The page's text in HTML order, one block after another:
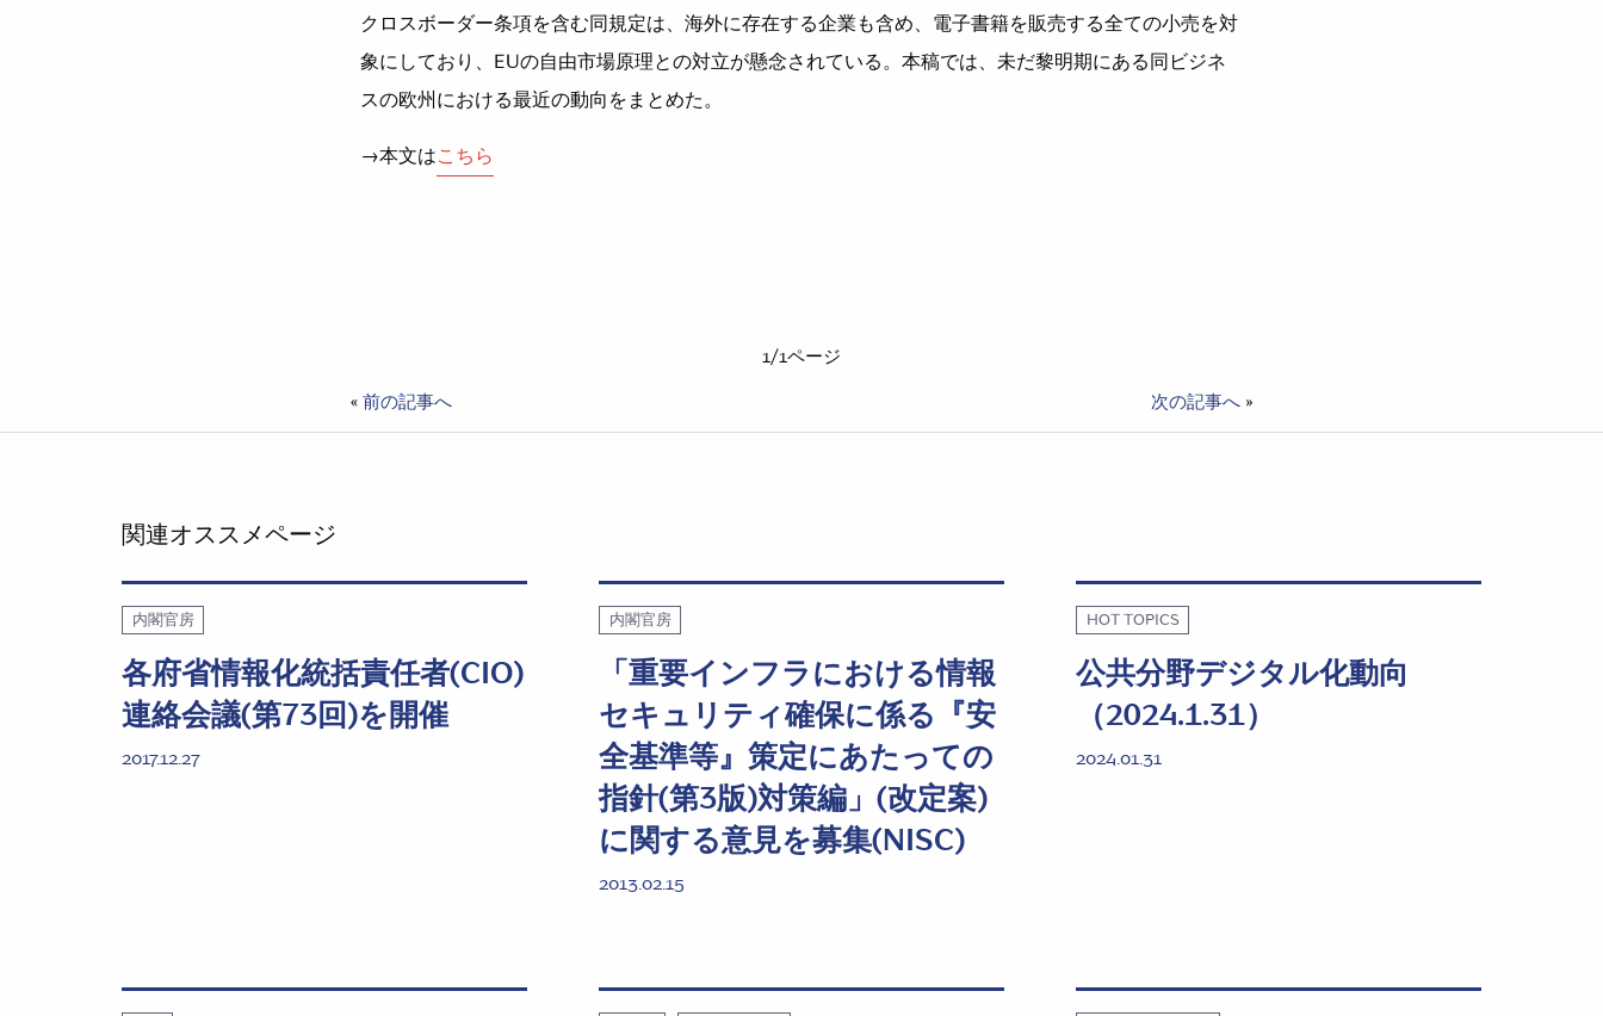
クロスボーダー条項を含む同規定は、海外に存在する企業も含め、電子書籍を販売する全ての小売を対
象にしており、EUの自由市場原理との対立が懸念されている。本稿では、未だ黎明期にある同ビジネ
スの欧州における最近の動向をまとめた。
→本文はこちら
1/1ページ
« 前の記事へ 次の記事へ »
関連オススメページ
内閣官房
各府省情報化統括責任者(CIO)
連絡会議(第73回)を開催
2017.12.27
内閣官房
「重要インフラにおける情報
セキュリティ確保に係る『安
全基準等』策定にあたっての
指針(第3版)対策編」(改定案)
に関する意見を募集(NISC)
2013.02.15
HOT TOPICS
公共分野デジタル化動向
（2024.1.31）
2024.01.31